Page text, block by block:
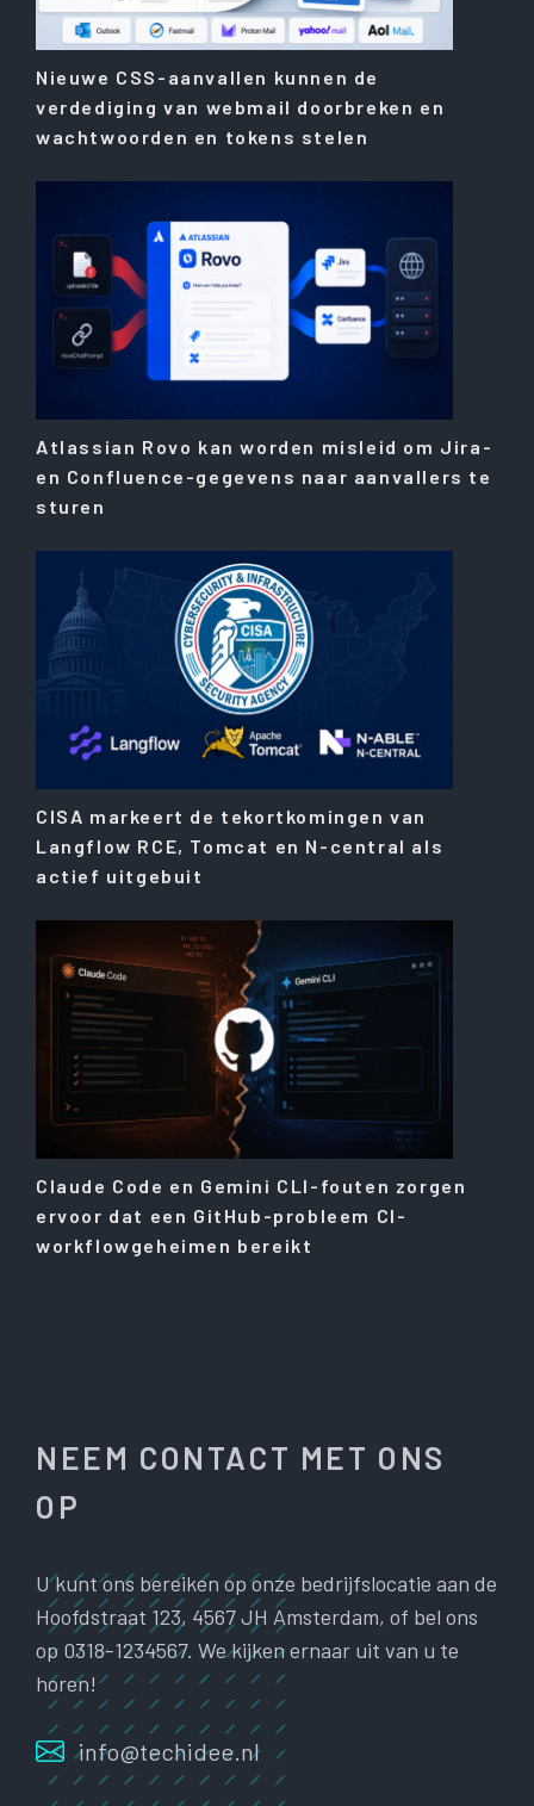
Nieuwe CSS-aanvallen kunnen de
verdediging van webmail doorbreken en
wachtwoorden en tokens stelen
Atlassian Rovo kan worden misleid om Jira-
en Confluence-gegevens naar aanvallers te
sturen
CISA markeert de tekortkomingen van
Langflow RCE, Tomcat en N-central als
actief uitgebuit
Claude Code en Gemini CLI-fouten zorgen
ervoor dat een GitHub-probleem CI-
workflowgeheimen bereikt
NEEM CONTACT MET ONS
OP
U kunt ons bereiken op onze bedrijfslocatie aan de
Hoofdstraat 123, 4567 JH Amsterdam, of bel ons
op 0318-1234567. We kijken ernaar uit van u te
horen!
info@techidee.nl